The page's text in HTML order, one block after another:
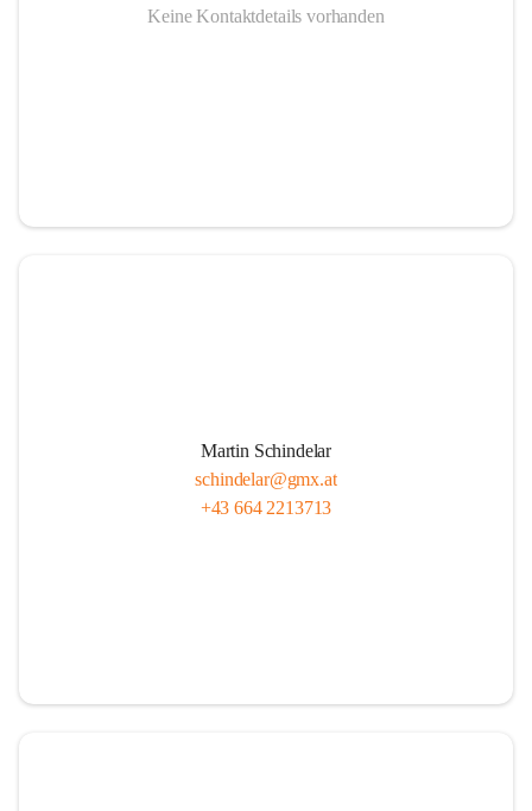
Keine Kontaktdetails vorhanden
Martin Schindelar
schindelar@gmx.at
+43 664 2213713